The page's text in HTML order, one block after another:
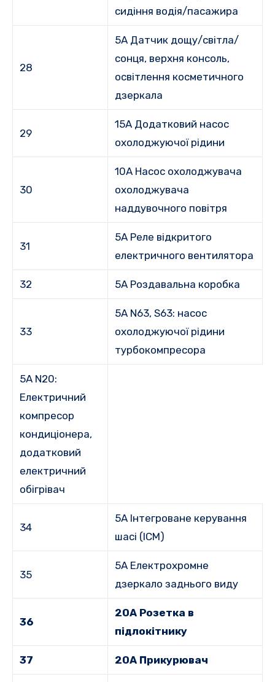
сидіння водія/пасажира
28
5A Датчик дощу/світла/
сонця, верхня консоль,
освітлення косметичного
дзеркала
29
15А Додатковий насос
охолоджуючої рідини
30
10A Насос охолоджувача
охолоджувача
наддувочного повітря
31
5A Реле відкритого
електричного вентилятора
32 5A Роздавальна коробка
33
5A N63, S63: насос
охолоджуючої рідини
турбокомпресора
5A N20:
Електричний
компресор
кондиціонера,
додатковий
електричний
обігрівач
34
5A Інтегроване керування
шасі (ICM)
35
5A Електрохромне
дзеркало заднього виду
36
20А Розетка в
підлокітнику
37 20A Прикурювач